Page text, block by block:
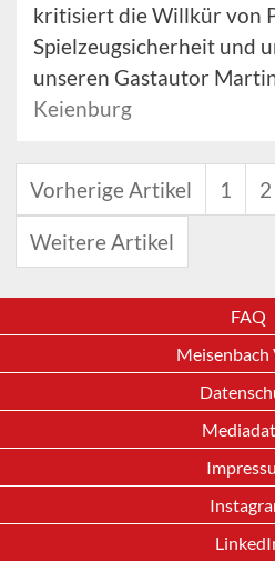
kritisiert die Willkür von
Spielzeugsicherheit und
unseren Gastautor
Keienburg
Vorherige Artikel 1 2
Weitere Artikel
FAQ
Meisenbach